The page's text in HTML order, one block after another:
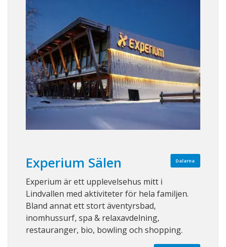
Dalarna
Experium Sälen
Experium är ett upplevelsehus mitt i
Lindvallen med aktiviteter för hela familjen.
Bland annat ett stort äventyrsbad,
inomhussurf, spa & relaxavdelning,
restauranger, bio, bowling och shopping.